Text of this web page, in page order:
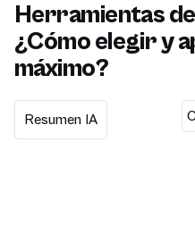
Herramientas
¿Cómo elegir y
máximo?
Resumen IA